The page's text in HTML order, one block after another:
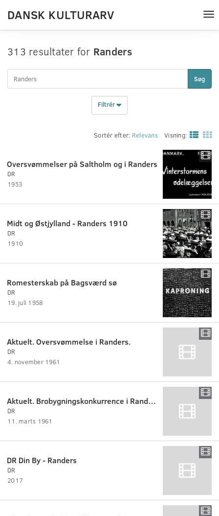
DANSK KULTURARV
313 resultater for Randers
Søg
Filtrér
Sortér efter: Relevans Visning:
Oversvømmelser på Saltholm og i Randers
DR
1953
Midt og Østjylland - Randers 1910
DR
1910
Romesterskab på Bagsværd sø
DR
19. juli 1958
Aktuelt. Oversvømmelse i Randers.
DR
4. november 1961
Aktuelt. Brobygningskonkurrence i Randers.
DR
11. marts 1961
DR Din By - Randers
DR
2017